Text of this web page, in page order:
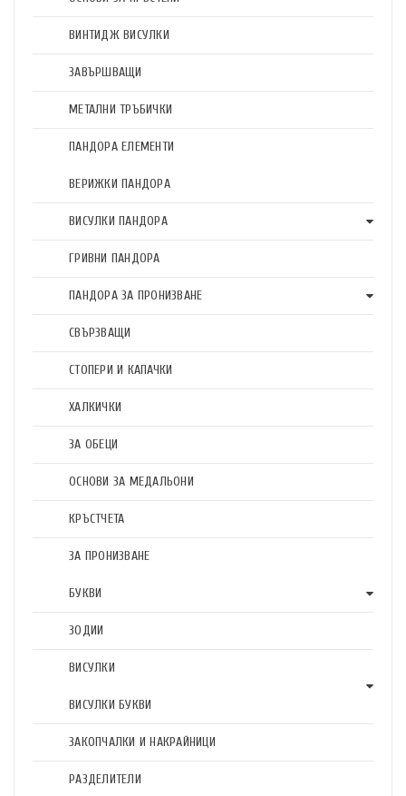
ВИНТИДЖ ВИСУЛКИ
ЗАВЪРШВАЩИ
МЕТАЛНИ ТРЪБИЧКИ
ПАНДОРА ЕЛЕМЕНТИ
ВЕРИЖКИ ПАНДОРА
ВИСУЛКИ ПАНДОРА
ГРИВНИ ПАНДОРА
ПАНДОРА ЗА ПРОНИЗВАНЕ
СВЪРЗВАЩИ
СТОПЕРИ И КАПАЧКИ
ХАЛКИЧКИ
ЗА ОБЕЦИ
ОСНОВИ ЗА МЕДАЛЬОНИ
КРЪСТЧЕТА
ЗА ПРОНИЗВАНЕ
БУКВИ
ЗОДИИ
ВИСУЛКИ
ВИСУЛКИ БУКВИ
ЗАКОПЧАЛКИ И НАКРАЙНИЦИ
РАЗДЕЛИТЕЛИ